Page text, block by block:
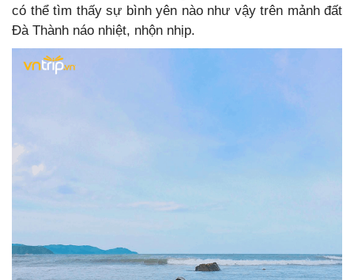
có thể tìm thấy sự bình yên nào như vậy trên mảnh đất
Đà Thành náo nhiệt, nhộn nhịp.